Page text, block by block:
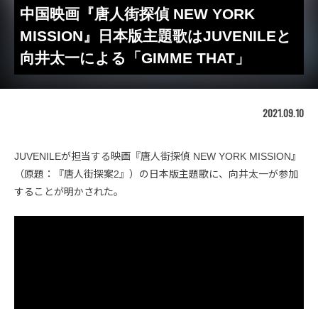
中国映画『唐人街探偵 NEW YORK
MISSION』日本版主題歌はJUVENILEと
向井太一による「GIMME THAT」
2021.09.10
JUVENILEが担当する映画『唐人街探偵 NEW YORK MISSION』
（原題：『唐人街探案2』）の日本版主題歌に、向井太一が参加
することが明かされた。